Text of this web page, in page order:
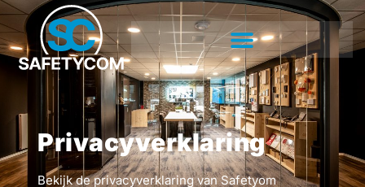
Privacyverklaring
Bekijk de privacyverklaring van Safetyom